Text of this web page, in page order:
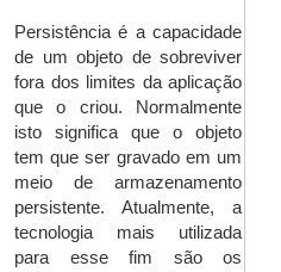
Persistência é a capacidade
de um objeto de sobreviver
fora dos limites da aplicação
que o criou. Normalmente
isto significa que o objeto
tem que ser gravado em um
meio de armazenamento
persistente. Atualmente, a
tecnologia mais utilizada
para esse fim são os